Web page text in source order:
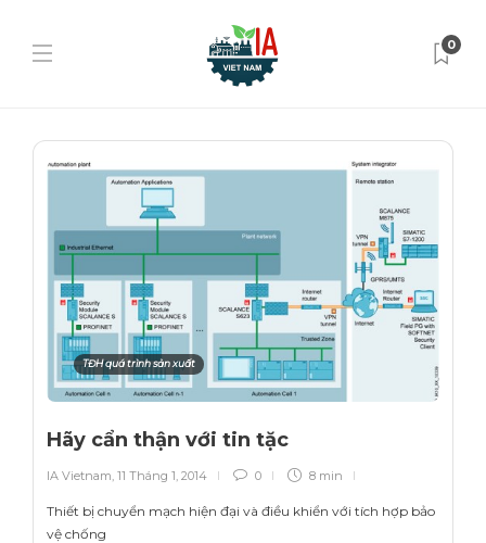
0
TĐH quá trình sản xuất
Hãy cẩn thận với tin tặc
IA Vietnam 11 Tháng 1, 2014 0 8 min
Thiết bị chuyển mạch hiện đại và điều khiển với tích hợp bảo
vệ chống